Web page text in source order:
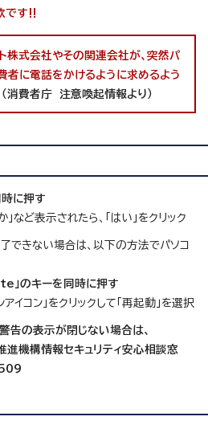
です‼
株式会社やその関連会社が、突然パ
者に電話をかけるように求めるよう
（消費者庁 注意喚起情報より）
時に押す
など表示されたら、「はい」をクリック
できない場合は、以下の方法でパソコ
」のキーを同時に押す
イコン」をクリックして「再起動」を選択
告の表示が閉じない場合は、
機構情報セキュリティ安心相談窓